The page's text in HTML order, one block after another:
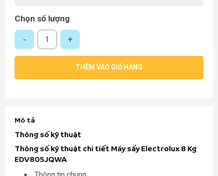
Chọn số lượng
Máy sấy Electrolux 8 Kg EDV805JQWA số lượng
THÊM VÀO GIỎ HÀNG
Mô tả
Thông số kỹ thuật
Thông số kỹ thuật chi tiết Máy sấy Electrolux 8 Kg
EDV805JQWA